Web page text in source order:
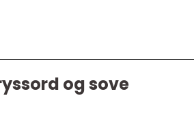
og sove